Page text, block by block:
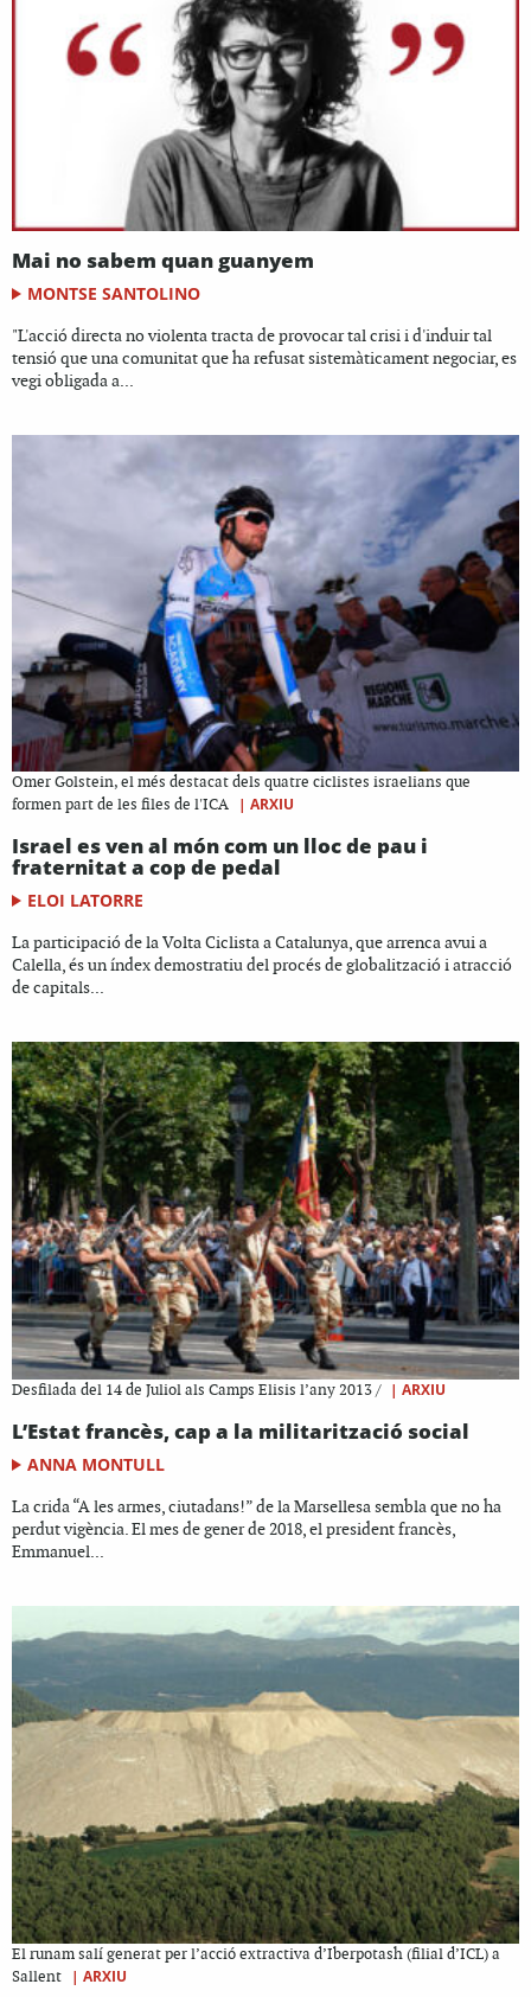
Mai no sabem quan guanyem
MONTSE SANTOLINO
"L'acció directa no violenta tracta de provocar tal crisi i d'induir tal
tensió que una comunitat que ha refusat sistemàticament negociar, es
vegi obligada a...
Omer Golstein, el més destacat dels quatre ciclistes israelians que
formen part de les files de l'ICA
| ARXIU
Israel es ven al món com un lloc de pau i
fraternitat a cop de pedal
ELOI LATORRE
La participació de la Volta Ciclista a Catalunya, que arrenca avui a
Calella, és un índex demostratiu del procés de globalització i atracció
de capitals...
Desfilada del 14 de Juliol als Camps Elisis l’any 2013 / | ARXIU
L’Estat francès, cap a la militarització social
ANNA MONTULL
La crida “A les armes, ciutadans!” de la Marsellesa sembla que no ha
perdut vigència. El mes de gener de 2018, el president francès,
Emmanuel...
El runam salí generat per l’acció extractiva d’Iberpotash (filial d’ICL) a
Sallent
| ARXIU